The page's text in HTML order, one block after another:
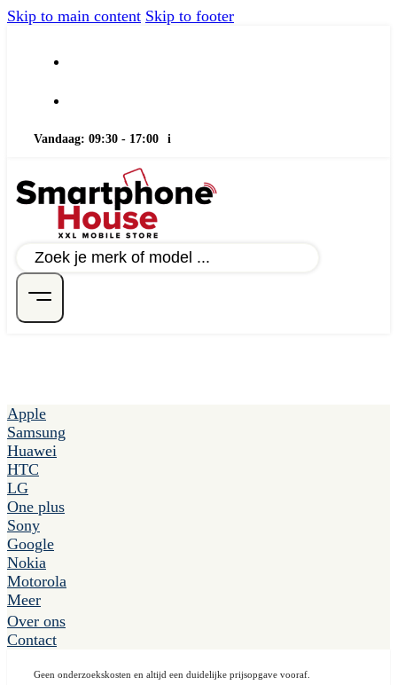
Skip to main content Skip to footer
Vandaag: 09:30 - 17:00 i
Apple
Samsung
Huawei
HTC
LG
One plus
Sony
Google
Nokia
Motorola
Meer
Over ons
Contact
Geen onderzoekskosten en altijd een duidelijke prijsopgave vooraf.